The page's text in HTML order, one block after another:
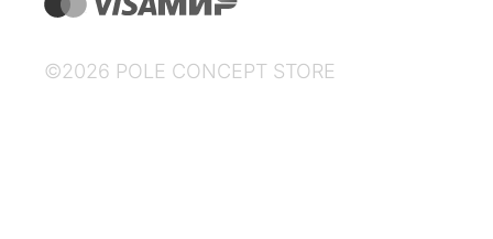
©2026 POLE CONCEPT STORE